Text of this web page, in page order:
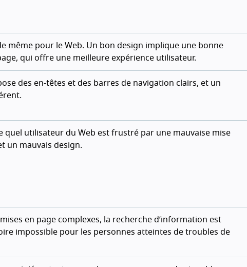
même pour le Web. Un bon design implique une bonne
qui offre une meilleure expérience utilisateur.
des en-têtes et des barres de navigation clairs, et un
quel utilisateur du Web est frustré par une mauvaise mise
un mauvais design.
en page complexes, la recherche d’information est
impossible pour les personnes atteintes de troubles de